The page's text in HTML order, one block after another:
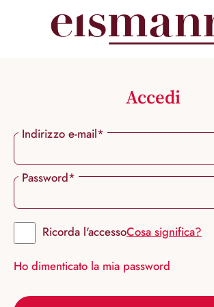
principale
Accedi
Indirizzo e-mail*
Password*
Ricorda l'accessoCosa significa?
Ho dimenticato la mia password